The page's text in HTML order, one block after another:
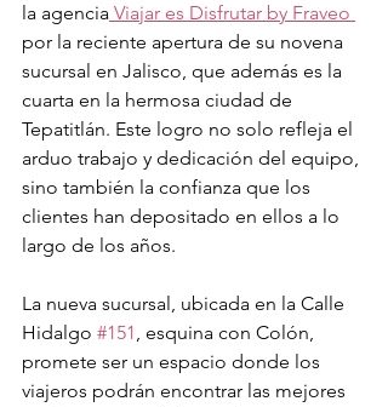
la agencia Viajar es Disfrutar by Fraveo
por la reciente apertura de su novena
sucursal en Jalisco, que además es la
cuarta en la hermosa ciudad de
Tepatitlán. Este logro no solo refleja el
arduo trabajo y dedicación del equipo,
sino también la confianza que los
clientes han depositado en ellos a lo
largo de los años.
La nueva sucursal, ubicada en la Calle
Hidalgo #151, esquina con Colón,
promete ser un espacio donde los
viajeros podrán encontrar las mejores